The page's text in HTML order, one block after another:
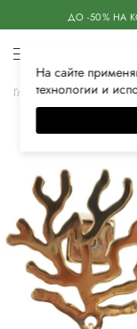
ДО -50% НА
Главная Женская
На сайте
технологии и